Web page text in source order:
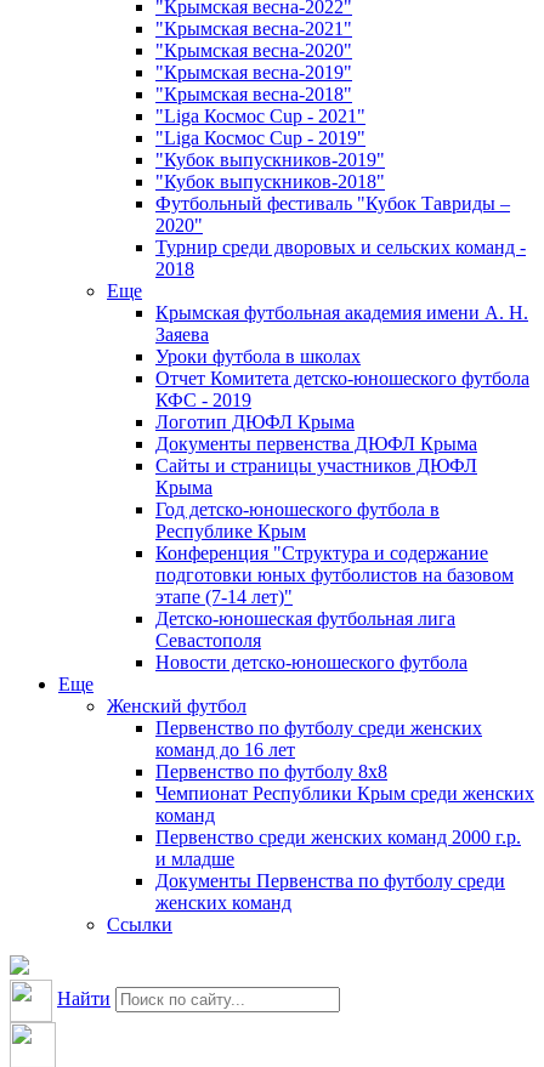
"Крымская весна-2022"
"Крымская весна-2021"
"Крымская весна-2020"
"Крымская весна-2019"
"Крымская весна-2018"
"Liga Космос Cup - 2021"
"Liga Космос Cup - 2019"
"Кубок выпускников-2019"
"Кубок выпускников-2018"
Футбольный фестиваль "Кубок Тавриды –
2020"
Турнир среди дворовых и сельских команд -
2018
Еще
Крымская футбольная академия имени А. Н.
Заяева
Уроки футбола в школах
Отчет Комитета детско-юношеского футбола
КФС - 2019
Логотип ДЮФЛ Крыма
Документы первенства ДЮФЛ Крыма
Сайты и страницы участников ДЮФЛ
Крыма
Год детско-юношеского футбола в
Республике Крым
Конференция "Структура и содержание
подготовки юных футболистов на базовом
этапе (7-14 лет)"
Детско-юношеская футбольная лига
Севастополя
Новости детско-юношеского футбола
Еще
Женский футбол
Первенство по футболу среди женских
команд до 16 лет
Первенство по футболу 8х8
Чемпионат Республики Крым среди женских
команд
Первенство среди женских команд 2000 г.р.
и младше
Документы Первенства по футболу среди
женских команд
Ссылки
Найти